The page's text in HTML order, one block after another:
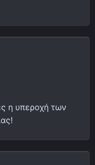
η υπεροχή των